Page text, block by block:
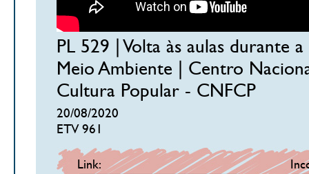
PL 529 | Volta às aulas durante
Meio Ambiente | Centro
Cultura Popular - CNFCP
20/08/2020
ETV 961
Link: